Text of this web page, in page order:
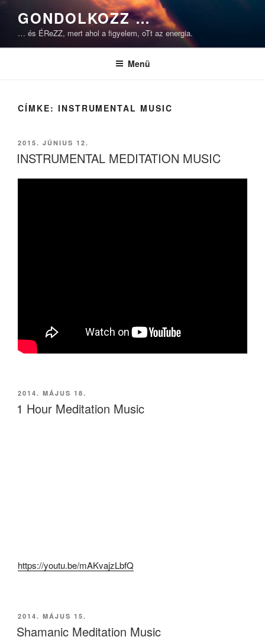
Tartalomhoz
GONDOLKOZZ …
… és ÉReZZ, mert ahol a figyelem, oTt az energia.
Menü
CÍMKE: INSTRUMENTAL MUSIC
BEKÜLDVE:
2015. JÚNIUS 12.
INSTRUMENTAL MEDITATION MUSIC
BEKÜLDVE:
2014. MÁJUS 18.
1 Hour Meditation Music
https://youtu.be/mAKvajzLbfQ
BEKÜLDVE:
2014. MÁJUS 15.
Shamanic Meditation Music